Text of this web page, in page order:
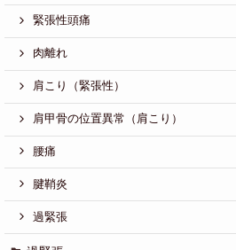
緊張性頭痛
肉離れ
肩こり（緊張性）
肩甲骨の位置異常（肩こり）
腰痛
腱鞘炎
過緊張